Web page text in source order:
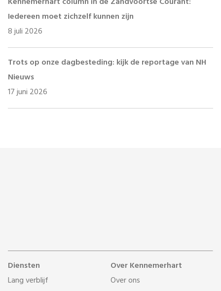
Iedereen moet zichzelf kunnen zijn
8 juli 2026
Trots op onze dagbesteding: kijk de reportage van NH
Nieuws
17 juni 2026
Diensten
Lang verblijf
Over Kennemerhart
Over ons